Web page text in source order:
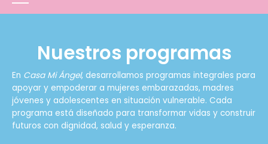
Nuestros programas
En Casa Mi Ángel, desarrollamos programas integrales para
apoyar y empoderar a mujeres embarazadas, madres
jóvenes y adolescentes en situación vulnerable. Cada
programa está diseñado para transformar vidas y construir
futuros con dignidad, salud y esperanza.